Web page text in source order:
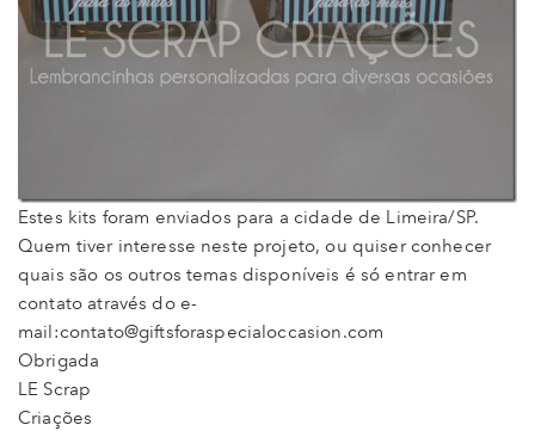
Estes kits foram enviados para a cidade de Limeira/SP.
Quem tiver interesse neste projeto, ou quiser conhecer
quais são os outros temas disponíveis é só entrar em
contato através do e-
mail:contato@giftsforaspecialoccasion.com
Obrigada
LE Scrap
Criações